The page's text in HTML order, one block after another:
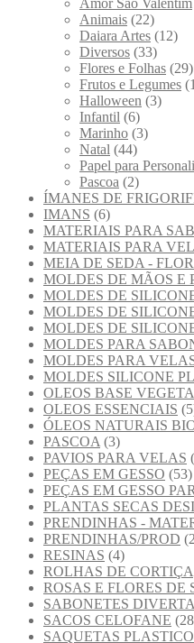
Animais (22)
Daiara Artes (12)
Diversos (33)
Flores e Folhas (29)
Frutos e Legumes
Halloween (3)
Infantil (6)
Marinho (3)
Natal (44)
Papel para
Pascoa (2)
ÍMANES DE
IMANS (6)
MATERIAIS PARA
MATERIAIS PARA
MEIA DE SEDA -
MOLDES DE MÃOS E
MOLDES DE
MOLDES DE
MOLDES DE
MOLDES PARA
MOLDES PARA
MOLDES SILICONE
OLEOS BASE
OLEOS ESSENCIAIS
ÓLEOS NATURAIS
PASCOA (3)
PAVIOS PARA VELAS
PEÇAS EM GESSO (53)
PEÇAS EM GESSO
PLANTAS SECAS
PRENDINHAS -
PRENDINHAS/PROD
RESINAS (4)
ROLHAS DE CORTIÇA
ROSAS E FLORES DE
SABONETES
SACOS CELOFANE
SAQUETAS PLASTICO